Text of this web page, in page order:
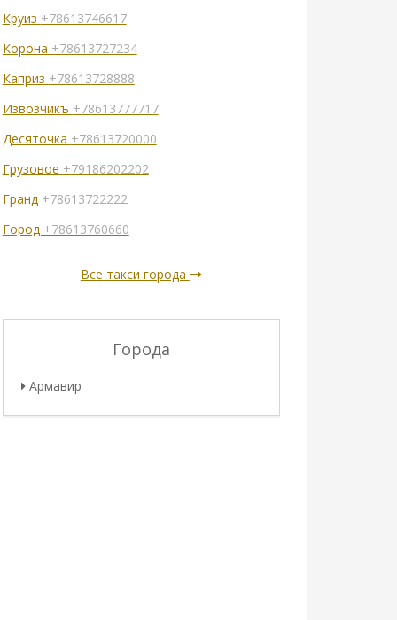
Круиз +78613746617
Корона +78613727234
Каприз +78613728888
Извозчикъ +78613777717
Десяточка +78613720000
Грузовое +79186202202
Гранд +78613722222
Город +78613760660
Все такси города
Города
Армавир